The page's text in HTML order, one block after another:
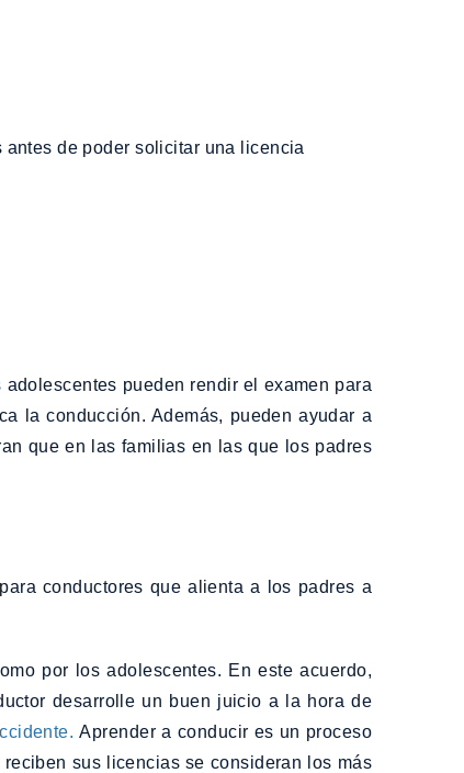
pueden rendir el examen para
la conducción. Además, pueden ayudar a
que en las familias en las que los padres
conductores que alienta a los padres a
por los adolescentes. En este acuerdo,
desarrolle un buen juicio a la hora de
Aprender a conducir es un proceso
sus licencias se consideran los más